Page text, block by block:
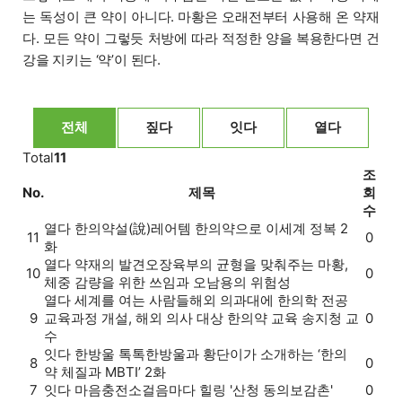
는 독성이 큰 약이 아니다. 마황은 오래전부터 사용해 온 약재
다. 모든 약이 그렇듯 처방에 따라 적정한 양을 복용한다면 건
강을 지키는 ‘약’이 된다.
전체 짚다 잇다 열다
Total11
No. 제목
조
회
수
11
열다 한의약설(說)레어템 한의약으로 이세계 정복 2
화
0
10
열다 약재의 발견오장육부의 균형을 맞춰주는 마황,
체중 감량을 위한 쓰임과 오남용의 위험성
0
9
열다 세계를 여는 사람들해외 의과대에 한의학 전공
교육과정 개설, 해외 의사 대상 한의약 교육 송지청 교
수
0
8
잇다 한방울 톡톡한방울과 황단이가 소개하는 ‘한의
약 체질과 MBTI’ 2화
0
7 잇다 마음충전소걸음마다 힐링 '산청 동의보감촌'
0